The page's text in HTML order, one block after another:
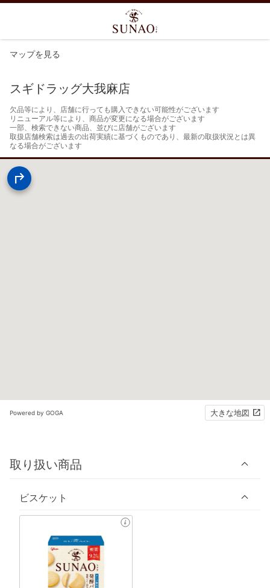
マップを見る
スギドラッグ大我麻店
欠品等により、店舗に行っても購入できない可能性がございます
リニューアル等により、商品が変更になる場合がございます
一部、検索できない商品、並びに店舗がございます
取扱店舗検索は過去の出荷実績に基づくものであり、最新の取扱状況とは異
なる場合がございます
Powered by GOGA 大きな地図
取り扱い商品
ビスケット